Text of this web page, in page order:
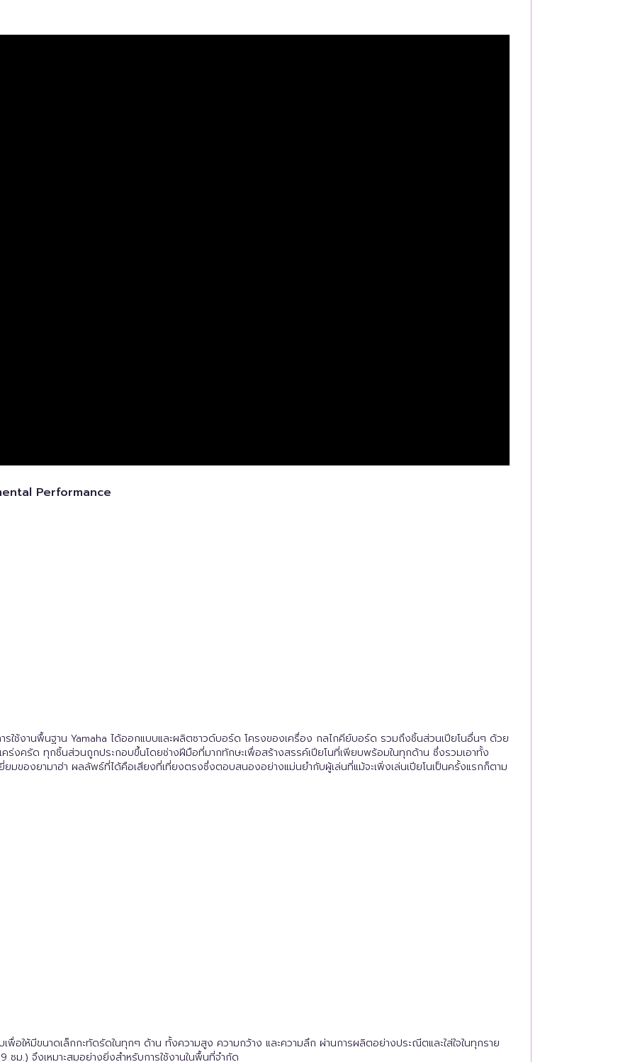
Performance
ใช้งานพื้นฐาน Yamaha ได้ออกแบบและผลิตซาวด์บอร์ด โครงของเครื่อง กลไกคีย์บอร์ด รวมถึงชิ้นส่วนเปียโนอื่นๆ ด้วย
ร่งครัด ทุกชิ้นส่วนถูกประกอบขึ้นโดยช่างฝีมือที่มากทักษะเพื่อสร้างสรรค์เปียโนที่เพียบพร้อมในทุกด้าน ซึ่งรวมเอาทั้ง
มของยามาฮ่า ผลลัพธ์ที่ได้คือเสียงที่เที่ยงตรงซึ่งตอบสนองอย่างแม่นยำกับผู้เล่นที่แม้จะเพิ่งเล่นเปียโนเป็นครั้งแรกก็ตาม
พื่อให้มีขนาดเล็กกะทัดรัดในทุกๆ ด้าน ทั้งความสูง ความกว้าง และความลึก ผ่านการผลิตอย่างประณีตและใส่ใจในทุกราย
ม.) จึงเหมาะสมอย่างยิ่งสำหรับการใช้งานในพื้นที่จำกัด